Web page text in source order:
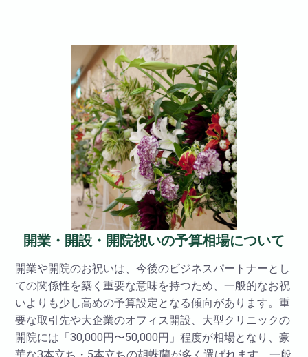
開業・開設・開院祝いの予算相場について
開業や開院のお祝いは、今後のビジネスパートナーとし
ての関係性を築く重要な意味を持つため、一般的なお祝
いよりも少し高めの予算設定となる傾向があります。重
要な取引先や大企業のオフィス開設、大型クリニックの
開院には「30,000円〜50,000円」程度が相場となり、豪